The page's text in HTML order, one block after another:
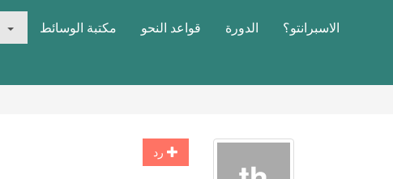
الاسبرانتو؟ الدورة قواعد النحو مكتبة الوسائط
رد